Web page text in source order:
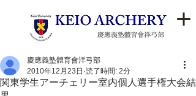
関東学生アーチェリー室内個人選手権大会結
慶應義塾體育會洋弓部
2010年12月23日 読了時間: 2分